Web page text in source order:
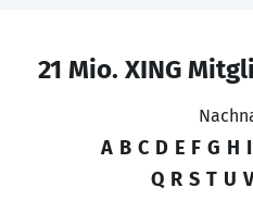
21 Mio. XING
A B C D E F G H I
Q R S T U V